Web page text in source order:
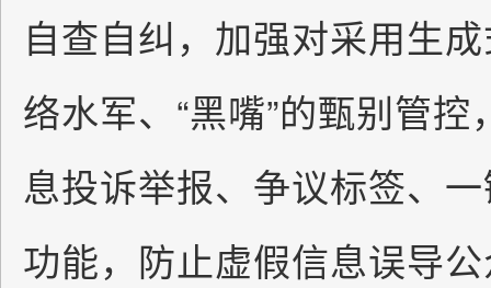
自查自纠，加强对采用生
络水军、“黑嘴”的甄别管
息投诉举报、争议标签、
功能，防止虚假信息误导